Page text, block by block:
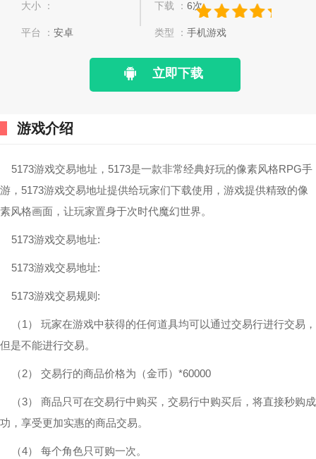
大小 ： 下载 ：6次
平台 ： 安卓 类型 ：手机游戏
立即下载
游戏介绍
5173游戏交易地址，5173是一款非常经典好玩的像素风格RPG手
游，5173游戏交易地址提供给玩家们下载使用，游戏提供精致的像
素风格画面，让玩家置身于次时代魔幻世界。
5173游戏交易地址:
5173游戏交易地址:
5173游戏交易规则:
（1） 玩家在游戏中获得的任何道具均可以通过交易行进行交易，
但是不能进行交易。
（2） 交易行的商品价格为（金币）*60000
（3） 商品只可在交易行中购买，交易行中购买后，将直接秒购成
功，享受更加实惠的商品交易。
（4） 每个角色只可购一次。